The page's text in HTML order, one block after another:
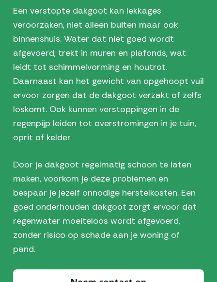
Een verstopte dakgoot kan lekkages
veroorzaken, niet alleen buiten maar ook
binnenshuis. Water dat niet goed wordt
afgevoerd, trekt in muren en plafonds, wat
leidt tot schimmelvorming en houtrot.
Daarnaast kan het gewicht van opgehoopt vuil
ervoor zorgen dat de dakgoot verzakt of zelfs
loskomt. Ook kunnen verstoppingen in de
regenpijp leiden tot overstromingen in je tuin,
oprit of kelder
Door je dakgoot regelmatig schoon te laten
maken, voorkom je deze problemen en
bespaar je jezelf onnodige herstelkosten. Een
goed onderhouden dakgoot zorgt ervoor dat
regenwater moeiteloos wordt afgevoerd,
zonder risico op schade aan je woning of
pand.